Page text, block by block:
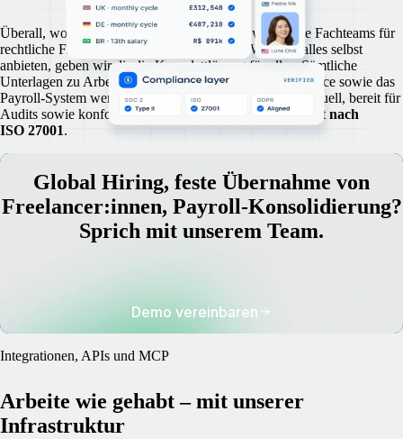
Überall, wo wir vertreten sind, beschäftigen wir eigene Fachteams für
rechtliche Fragen, Payroll und Compliance. Weil wir alles selbst
anbieten, geben wir dir die Komplettlösung für alles: Sämtliche
Unterlagen zu Arbeitsverhältnissen, Verträgen, Compliance sowie das
Payroll-System werden korrekt geführt. Sie sind stets aktuell, bereit für
Audits sowie konform mitSOC 2, Typ 2 undzertifiziert nach
ISO 27001.
Global Hiring, feste Übernahme von
Freelancer:innen, Payroll-Konsolidierung?
Sprich mit unserem Team.
Demo vereinbaren
Integrationen, APIs und MCP
Arbeite wie gehabt – mit unserer
Infrastruktur